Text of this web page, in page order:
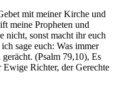
mit meiner Kirche und
meine Propheten und
nicht, sonst macht ihr euch
sage euch: Was immer
(Psalm 79,10), Es
Richter, der Gerechte